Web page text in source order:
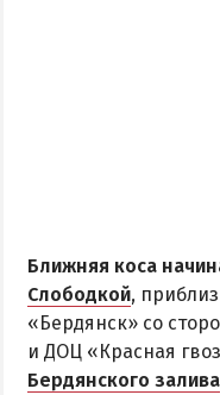
Ближняя коса
Слободкой,
«Бердянск» со
и ДОЦ «Красная
Бердянского залива